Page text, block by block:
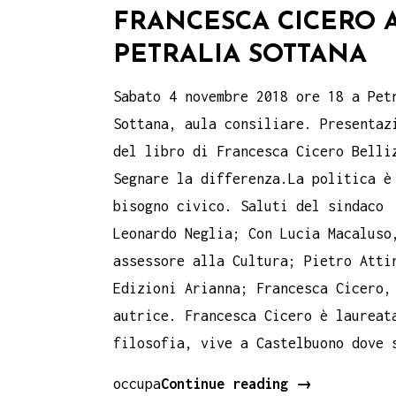
FRANCESCA CICERO
PETRALIA SOTTANA
Sabato 4 novembre 2018 ore 18 a
Sottana, aula consiliare.
del libro di Francesca Cicero
Segnare la differenza.La politica è
bisogno civico. Saluti del sindaco
Leonardo Neglia; Con Lucia Macaluso,
assessore alla Cultura; Pietro
Edizioni Arianna; Francesca Cicero,
autrice. Francesca Cicero è
filosofia, vive a Castelbuono dove
occupaContinue reading
sabato
→